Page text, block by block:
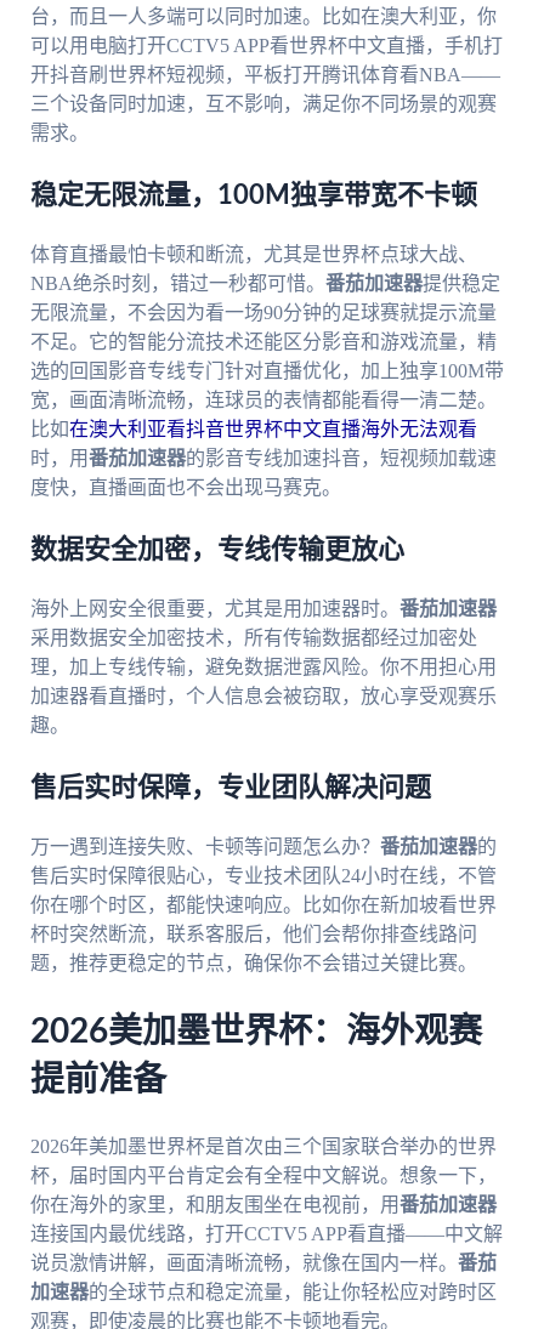
台，而且一人多端可以同时加速。比如在澳大利亚，你
可以用电脑打开CCTV5 APP看世界杯中文直播，手机打
开抖音刷世界杯短视频，平板打开腾讯体育看NBA——
三个设备同时加速，互不影响，满足你不同场景的观赛
需求。
稳定无限流量，100M独享带宽不卡顿
体育直播最怕卡顿和断流，尤其是世界杯点球大战、
NBA绝杀时刻，错过一秒都可惜。 番茄加速器提供稳定
无限流量，不会因为看一场90分钟的足球赛就提示流量
不足。它的智能分流技术还能区分影音和游戏流量，精
选的回国影音专线专门针对直播优化，加上独享100M带
宽，画面清晰流畅，连球员的表情都能看得一清二楚。
比如在澳大利亚看抖音世界杯中文直播海外无法观看
时，用番茄加速器的影音专线加速抖音，短视频加载速
度快，直播画面也不会出现马赛克。
数据安全加密，专线传输更放心
海外上网安全很重要，尤其是用加速器时。 番茄加速器
采用数据安全加密技术，所有传输数据都经过加密处
理，加上专线传输，避免数据泄露风险。你不用担心用
加速器看直播时，个人信息会被窃取，放心享受观赛乐
趣。
售后实时保障，专业团队解决问题
万一遇到连接失败、卡顿等问题怎么办？ 番茄加速器的
售后实时保障很贴心，专业技术团队24小时在线，不管
你在哪个时区，都能快速响应。比如你在新加坡看世界
杯时突然断流，联系客服后，他们会帮你排查线路问
题，推荐更稳定的节点，确保你不会错过关键比赛。
2026美加墨世界杯：海外观赛
提前准备
2026年美加墨世界杯是首次由三个国家联合举办的世界
杯，届时国内平台肯定会有全程中文解说。想象一下，
你在海外的家里，和朋友围坐在电视前，用番茄加速器
连接国内最优线路，打开CCTV5 APP看直播——中文解
说员激情讲解，画面清晰流畅，就像在国内一样。 番茄
加速器的全球节点和稳定流量，能让你轻松应对跨时区
观赛，即使凌晨的比赛也能不卡顿地看完。